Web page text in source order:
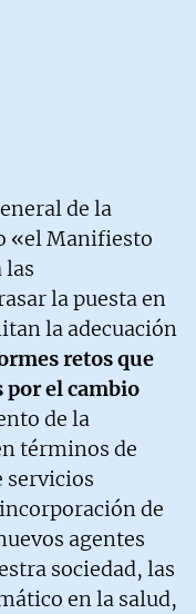
de la
«el Manifiesto
las
la puesta en
la adecuación
retos que
por el cambio
de la
términos de
servicios
de
agentes
sociedad, las
en la salud,